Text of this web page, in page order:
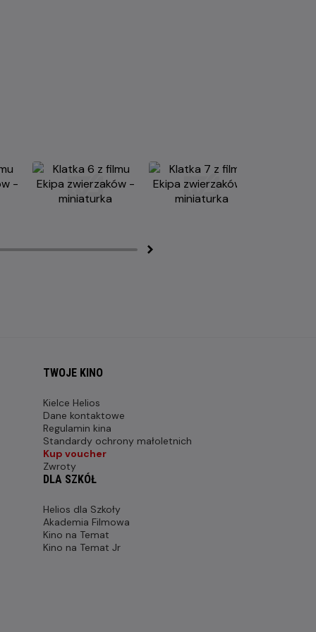
TWOJE KINO
Kielce Helios
Dane kontaktowe
Regulamin kina
Standardy ochrony małoletnich
Kup voucher
Zwroty
DLA SZKÓŁ
Helios dla Szkoły
Akademia Filmowa
Kino na Temat
Kino na Temat Jr